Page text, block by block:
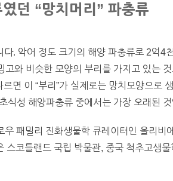
던 “망치머리” 파충류
. 악어 정도 크기의 해양 파충류로 2억4
고와 비슷한 모양의 부리를 가지고 있는
면 이 “부리”가 실제로는 망치모양으로
식성 해양파충류 중에서는 가장 오래된
패밀리 진화생물학 큐레이터인 올리비
스코틀랜드 국립 박물관, 중국 척추고생